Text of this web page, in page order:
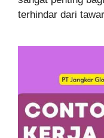
terhindar dari